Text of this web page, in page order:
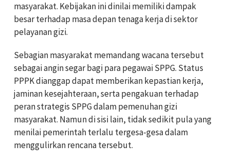
masyarakat. Kebijakan ini dinilai memiliki dampak
besar terhadap masa depan tenaga kerja di sektor
pelayanan gizi.
Sebagian masyarakat memandang wacana tersebut
sebagai angin segar bagi para pegawai SPPG. Status
PPPK dianggap dapat memberikan kepastian kerja,
jaminan kesejahteraan, serta pengakuan terhadap
peran strategis SPPG dalam pemenuhan gizi
masyarakat. Namun di sisi lain, tidak sedikit pula yang
menilai pemerintah terlalu tergesa-gesa dalam
menggulirkan rencana tersebut.